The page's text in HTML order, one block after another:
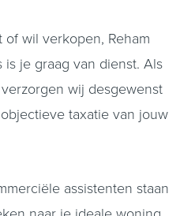
wil verkopen, Reham
is je graag van dienst. Als
wij desgewenst
taxatie van jouw
assistenten staan